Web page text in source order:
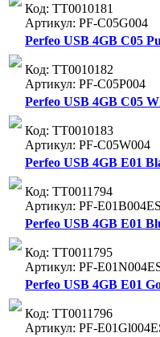
Код: ТТ0010181
Артикул: PF-C05G004
Perfeo USB 4GB C05
Код: ТТ0010182
Артикул: PF-C05P004
Perfeo USB 4GB C05
Код: ТТ0010183
Артикул: PF-C05W004
Perfeo USB 4GB E01
Код: ТТ0011794
Артикул: PF-E01B004ES
Perfeo USB 4GB E01
Код: ТТ0011795
Артикул: PF-
Perfeo USB 4GB E01
Код: ТТ0011796
Артикул: PF-